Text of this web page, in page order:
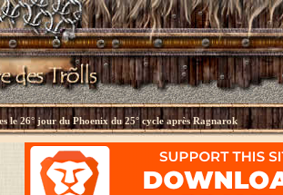
le26° jour du Phoenix du 25° cycle après Ragnarok